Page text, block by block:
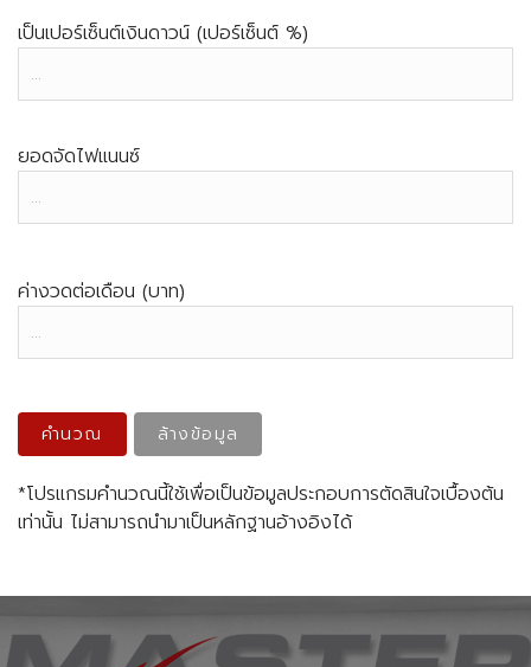
เป็นเปอร์เซ็นต์เงินดาวน์ (เปอร์เซ็นต์ %)
ยอดจัดไฟแนนซ์
ค่างวดต่อเดือน (บาท)
คำนวณ ล้างข้อมูล
*โปรแกรมคำนวณนี้ใช้เพื่อเป็นข้อมูลประกอบการตัดสินใจเบื้องต้น
เท่านั้น ไม่สามารถนำมาเป็นหลักฐานอ้างอิงได้